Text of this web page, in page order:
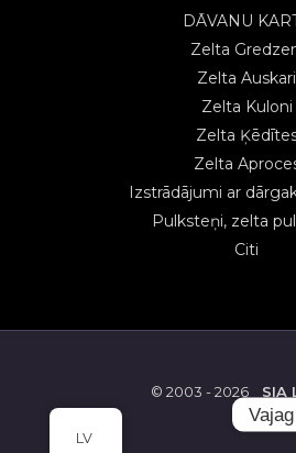
DĀVANU
Zelta
Zelta Auskari
Zelta Kuloni
Zelta
Zelta
Izstrādājumi ar
Pulksteņi, zelta
Citi
© 2003 - 2026 SIA
LV